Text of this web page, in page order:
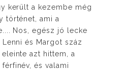
került a kezembe még
történet, ami a
Nos, egész jó lecke
és Margot száz
azt hittem, a
és valami